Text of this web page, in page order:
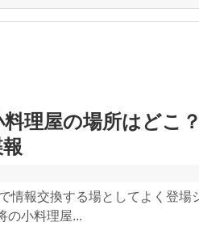
理屋の場所はどこ
情報交換する場としてよく登場
の小料理屋...